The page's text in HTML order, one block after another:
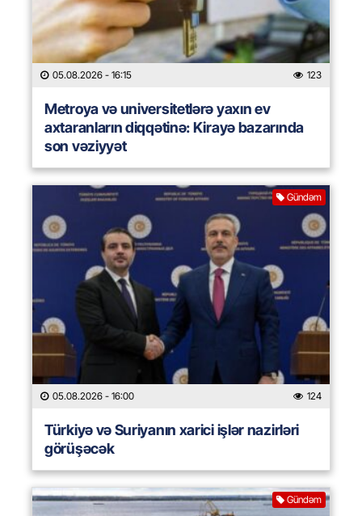
05.08.2026 - 16:15 123
Metroya və universitetlərə yaxın ev
axtaranların diqqətinə: Kirayə bazarında
son vəziyyət
Gündəm
05.08.2026 - 16:00 124
Türkiyə və Suriyanın xarici işlər nazirləri
görüşəcək
Gündəm